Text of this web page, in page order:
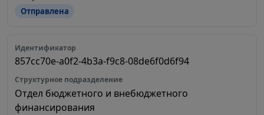
Отправлена
857cc70e-a0f2-4b3a-f9c8-08de6f0d6f94
Отдел бюджетного и внебюджетного
финансирования